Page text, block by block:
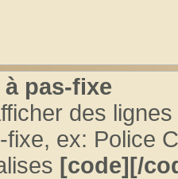
pas-fixe
des
fixe, ex: Police
[code][/